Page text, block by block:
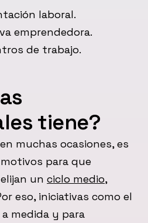
laboral.
emprendedora.
de trabajo.
tiene?
muchas ocasiones, es
para que
un ciclo medio,
eso, iniciativas como el
medida y para